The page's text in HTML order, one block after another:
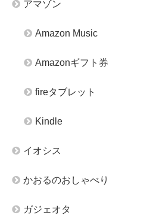
アマゾン
Amazon Music
Amazonギフト券
fireタブレット
Kindle
イオシス
かおるのおしゃべり
ガジェオタ